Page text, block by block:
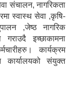
संचालन, नागरिकता
स्वास्थ सेवा ,कृषि-
,जेष्ठ नागरिक
इच्छाकामना
कार्यक्रम
कार्यालयको संयुक्त